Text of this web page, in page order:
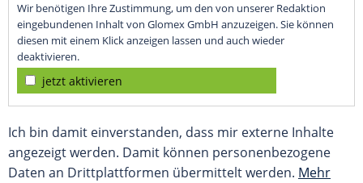
Wir benötigen Ihre Zustimmung, um den von unserer Redaktion
eingebundenen Inhalt von Glomex GmbH anzuzeigen. Sie können
diesen mit einem Klick anzeigen lassen und auch wieder
deaktivieren.
jetzt aktivieren
Ich bin damit einverstanden, dass mir externe Inhalte
angezeigt werden. Damit können personenbezogene
Daten an Drittplattformen übermittelt werden. Mehr